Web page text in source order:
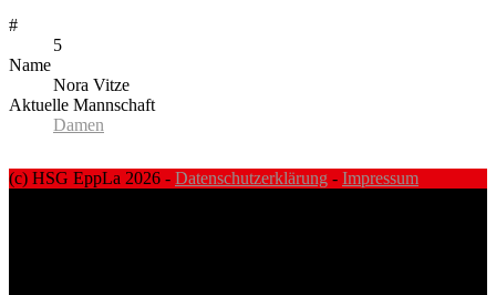
#
5
Name
Nora Vitze
Aktuelle Mannschaft
Damen
(c) HSG EppLa 2026 - Datenschutzerklärung - Impressum